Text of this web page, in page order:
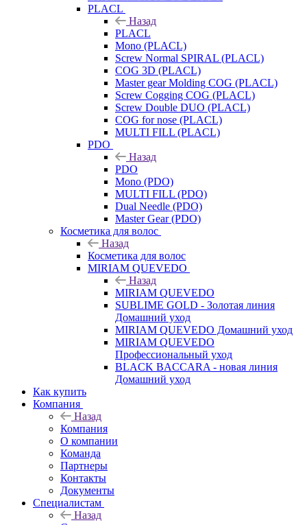
PLACL
Назад
PLACL
Mono (PLACL)
Screw Normal SPIRAL (PLACL)
COG 3D (PLACL)
Master gear Molding COG (PLACL)
Screw Cogging COG (PLACL)
Screw Double DUO (PLACL)
COG for nose (PLACL)
MULTI FILL (PLACL)
PDO
Назад
PDO
Mono (PDO)
MULTI FILL (PDO)
Dual Needle (PDO)
Master Gear (PDO)
Косметика для волос
Назад
Косметика для волос
MIRIAM QUEVEDO
Назад
MIRIAM QUEVEDO
SUBLIME GOLD - Золотая линия
Домашний уход
MIRIAM QUEVEDO Домашний уход
MIRIAM QUEVEDO
Профессиональный уход
BLACK BACCARA - новая линия
Домашний уход
Как купить
Компания
Назад
Компания
О компании
Команда
Партнеры
Контакты
Документы
Специалистам
Назад